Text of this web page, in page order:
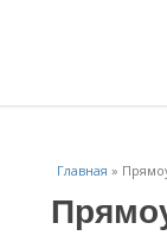
Главная »